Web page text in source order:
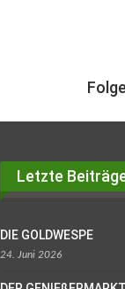
Letzte
DIE GOLDWESPE
24. Juni 2026